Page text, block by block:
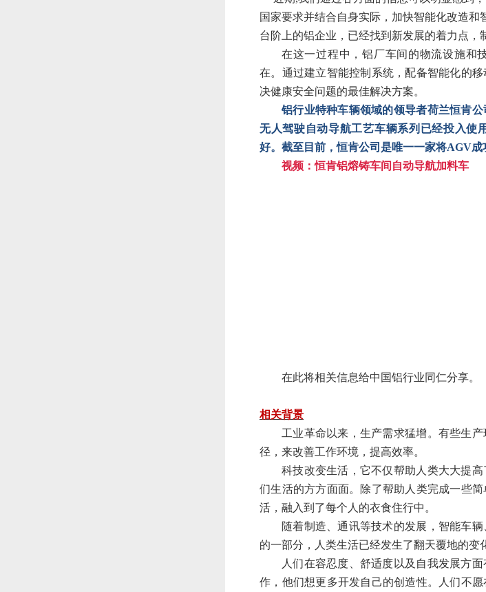
国家要求并结合自身实际，加快智能化改造
台阶上的铝企业，已经找到新发展的着力点，
在这一过程中，铝厂车间的物流设施和
在。通过建立智能控制系统，配备智能化的
决健康安全问题的最佳解决方案。
铝行业特种车辆领域的领导者荷兰恒肯
无人驾驶自动导航工艺车辆系列已经投入使
好。截至目前，恒肯公司是唯一一家将AGV成
视频：恒肯铝熔铸车间自动导航加料车
在此将相关信息给中国铝行业同仁分享。
相关背景
工业革命以来，生产需求猛增。有些生
径，来改善工作环境，提高效率。
科技改变生活，它不仅帮助人类大大提
们生活的方方面面。除了帮助人类完成一些
活，融入到了每个人的衣食住行中。
随着制造、通讯等技术的发展，智能车
的一部分，人类生活已经发生了翻天覆地的变
人们在容忍度、舒适度以及自我发展方
作，他们想更多开发自己的创造性。人们不